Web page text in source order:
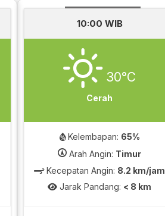
10:00 WIB
30°C
Cerah
Kelembapan: 65%
Arah Angin: Timur
Kecepatan Angin: 8.2 km/jam
Jarak Pandang: < 8 km